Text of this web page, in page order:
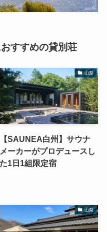
すすめの貸別荘
山梨
【SAUNEA白州】サウナ
メーカーがプロデュースし
た1日1組限定宿
山梨